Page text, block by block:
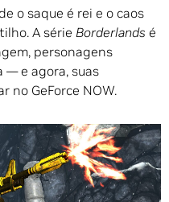
o saque é rei e o caos
A série Borderlands é
personagens
— e agora, suas
no GeForce NOW.